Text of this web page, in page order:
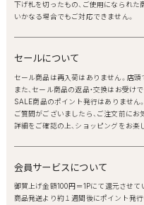
下げ札を切ったもの、ご使用になられた
いかなる場合でもご対応できません。
セールについて
セール商品は再入荷はありません。店頭
また、セール商品の返品・交換はお受け
SALE商品のポイント発行はありません。
ご質問がございましたら、ご注文前にお
詳細をご確認の上、ショッピングをお楽
会員サービスについて
御買上げ金額100円＝1Pにて還元させて
商品発送より約１週間後にポイント発行